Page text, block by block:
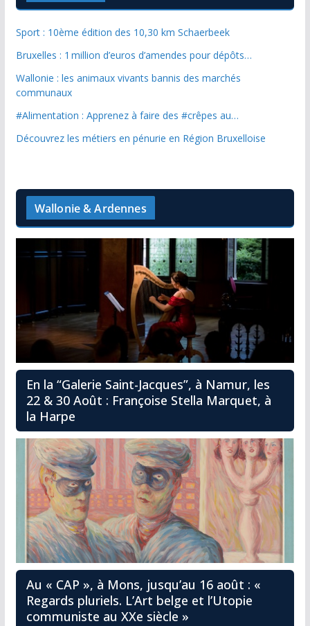
Sport : 10ème édition des 10,30 km Schaerbeek
Bruxelles : 1 million d’euros d’amendes pour dépôts…
Wallonie : les animaux vivants bannis des marchés
communaux
#Alimentation : Apprenez à faire des #crêpes au…
Découvrez les métiers en pénurie en Région Bruxelloise
Wallonie & Ardennes
En la “Galerie Saint-Jacques”, à Namur, les
22 & 30 Août : Françoise Stella Marquet, à
la Harpe
Au « CAP », à Mons, jusqu’au 16 août : «
Regards pluriels. L’Art belge et l’Utopie
communiste au XXe siècle »